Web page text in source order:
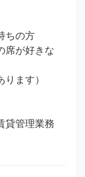
ちの方
席が好きな
ます）
貸管理業務